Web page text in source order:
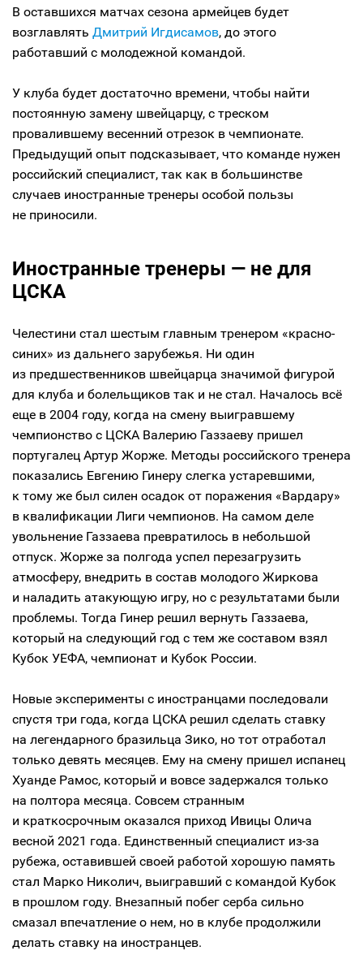
В оставшихся матчах сезона армейцев будет
возглавлять Дмитрий Игдисамов, до этого
работавший с молодежной командой.
У клуба будет достаточно времени, чтобы найти
постоянную замену швейцарцу, с треском
провалившему весенний отрезок в чемпионате.
Предыдущий опыт подсказывает, что команде нужен
российский специалист, так как в большинстве
случаев иностранные тренеры особой пользы
не приносили.
Иностранные тренеры — не для
ЦСКА
Челестини стал шестым главным тренером «красно-
синих» из дальнего зарубежья. Ни один
из предшественников швейцарца значимой фигурой
для клуба и болельщиков так и не стал. Началось всё
еще в 2004 году, когда на смену выигравшему
чемпионство с ЦСКА Валерию Газзаеву пришел
португалец Артур Жорже. Методы российского тренера
показались Евгению Гинеру слегка устаревшими,
к тому же был силен осадок от поражения «Вардару»
в квалификации Лиги чемпионов. На самом деле
увольнение Газзаева превратилось в небольшой
отпуск. Жорже за полгода успел перезагрузить
атмосферу, внедрить в состав молодого Жиркова
и наладить атакующую игру, но с результатами были
проблемы. Тогда Гинер решил вернуть Газзаева,
который на следующий год с тем же составом взял
Кубок УЕФА, чемпионат и Кубок России.
Новые эксперименты с иностранцами последовали
спустя три года, когда ЦСКА решил сделать ставку
на легендарного бразильца Зико, но тот отработал
только девять месяцев. Ему на смену пришел испанец
Хуанде Рамос, который и вовсе задержался только
на полтора месяца. Совсем странным
и краткосрочным оказался приход Ивицы Олича
весной 2021 года. Единственный специалист из-за
рубежа, оставившей своей работой хорошую память
стал Марко Николич, выигравший с командой Кубок
в прошлом году. Внезапный побег серба сильно
смазал впечатление о нем, но в клубе продолжили
делать ставку на иностранцев.